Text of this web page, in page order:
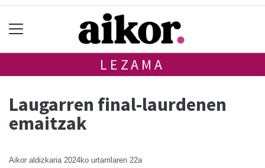
LEZAMA
Laugarren final-laurdenen
emaitzak
Aikor aldizkaria 2024ko urtarrilaren 22a